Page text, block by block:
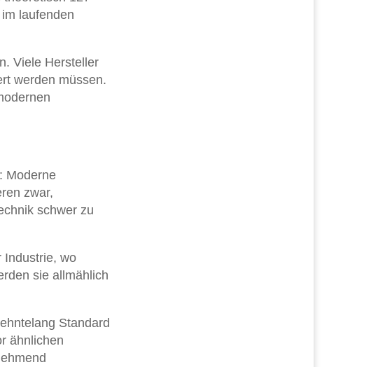
laufenden
Viele Hersteller
werden müssen.
Moderne
zwar,
schwer zu
Industrie, wo
sie allmählich
Standard
ähnlichen